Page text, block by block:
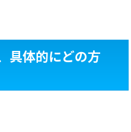
具体的にどの方